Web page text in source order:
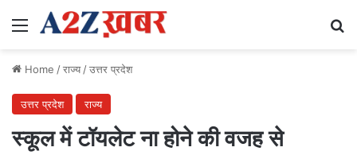
Menu
Home /राज्य/उत्तर प्रदेश
उत्तर प्रदेश राज्य
स्कूल में टॉयलेट ना होने की वजह से